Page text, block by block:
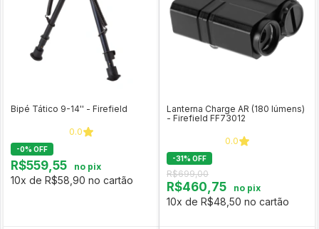
Bipé Tático 9-14'' - Firefield
0.0
-0% OFF
R$559,55 no pix
10x de R$58,90 no cartão
Lanterna Charge AR (180 lúmens)
- Firefield FF73012
0.0
-31% OFF
R$699,00
R$460,75 no pix
10x de R$48,50 no cartão